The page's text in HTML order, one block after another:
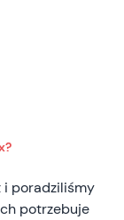
i poradziliśmy
potrzebuje